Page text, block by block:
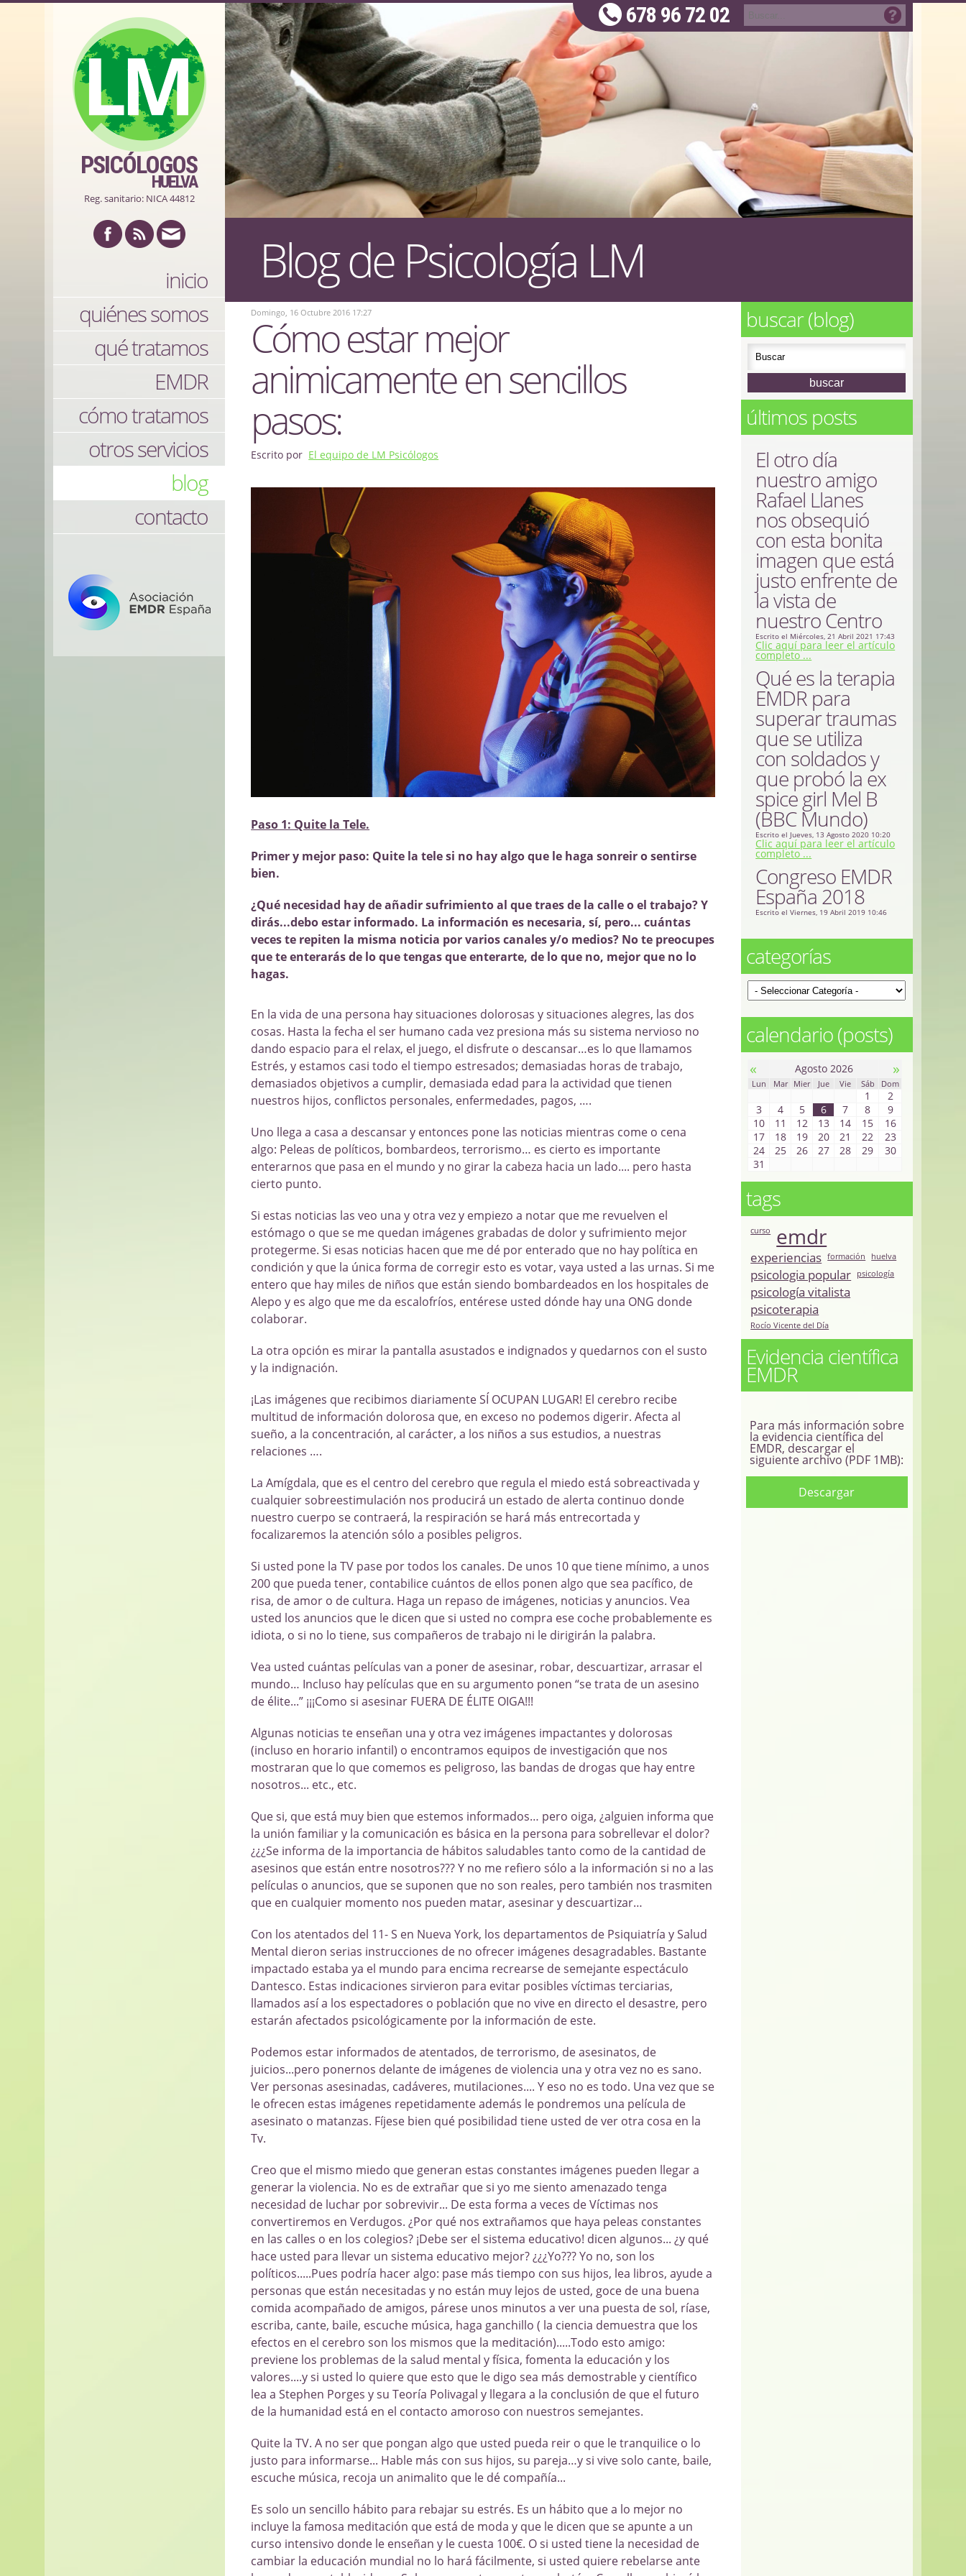
678 96 72 02
PSICÓLOGOS
HUELVA
Reg. sanitario: NICA 44812
inicio
quiénes somos
qué tratamos
EMDR
cómo tratamos
otros servicios
blog
contacto
Blog de Psicología LM
buscar (blog)
últimos posts
El otro día
nuestro amigo
Rafael Llanes
nos obsequió
con esta bonita
imagen que está
justo enfrente de
la vista de
nuestro Centro
Escrito el Miércoles, 21 Abril 2021 17:43
Clic aquí para leer el artículo
completo ...
Qué es la terapia
EMDR para
superar traumas
que se utiliza
con soldados y
que probó la ex
spice girl Mel B
(BBC Mundo)
Escrito el Jueves, 13 Agosto 2020 10:20
Clic aquí para leer el artículo
completo ...
Congreso EMDR
España 2018
Escrito el Viernes, 19 Abril 2019 10:46
categorías
calendario (posts)
« Agosto 2026 »
Lun Mar Mier Jue Vie Sáb Dom
1
2
3
4 5 6 7 8
9
10
11 12 13 14 15
16
17
18 19 20 21 22
23
24
25 26 27 28 29
30
31
tags
curso emdr
experiencias formación huelva
psicologia popular psicología
psicología vitalista
psicoterapia
Rocío Vicente del Día
Evidencia científica
EMDR
Para más información sobre
la evidencia científica del
EMDR, descargar el
siguiente archivo (PDF 1MB):
Descargar
Domingo, 16 Octubre 2016 17:27
Cómo estar mejor
animicamente en sencillos
pasos:
Escrito por El equipo de LM Psicólogos
Paso 1: Quite la Tele.
Primer y mejor paso: Quite la tele si no hay algo que le haga sonreir o sentirse
bien.
¿Qué necesidad hay de añadir sufrimiento al que traes de la calle o el trabajo? Y
dirás...debo estar informado. La información es necesaria, sí, pero... cuántas
veces te repiten la misma noticia por varios canales y/o medios? No te preocupes
que te enterarás de lo que tengas que enterarte, de lo que no, mejor que no lo
hagas.
En la vida de una persona hay situaciones dolorosas y situaciones alegres, las dos
cosas. Hasta la fecha el ser humano cada vez presiona más su sistema nervioso no
dando espacio para el relax, el juego, el disfrute o descansar…es lo que llamamos
Estrés, y estamos casi todo el tiempo estresados; demasiadas horas de trabajo,
demasiados objetivos a cumplir, demasiada edad para la actividad que tienen
nuestros hijos, conflictos personales, enfermedades, pagos, ….
Uno llega a casa a descansar y entonces pone las noticias mientras come o cena
algo: Peleas de políticos, bombardeos, terrorismo… es cierto es importante
enterarnos que pasa en el mundo y no girar la cabeza hacia un lado.... pero hasta
cierto punto.
Si estas noticias las veo una y otra vez y empiezo a notar que me revuelven el
estómago o que se me quedan imágenes grabadas de dolor y sufrimiento mejor
protegerme. Si esas noticias hacen que me dé por enterado que no hay política en
condición y que la única forma de corregir esto es votar, vaya usted a las urnas. Si me
entero que hay miles de niños que están siendo bombardeados en los hospitales de
Alepo y es algo que me da escalofríos, entérese usted dónde hay una ONG donde
colaborar.
La otra opción es mirar la pantalla asustados e indignados y quedarnos con el susto
y la indignación.
¡Las imágenes que recibimos diariamente SÍ OCUPAN LUGAR! El cerebro recibe
multitud de información dolorosa que, en exceso no podemos digerir. Afecta al
sueño, a la concentración, al carácter, a los niños a sus estudios, a nuestras
relaciones ….
La Amígdala, que es el centro del cerebro que regula el miedo está sobreactivada y
cualquier sobreestimulación nos producirá un estado de alerta continuo donde
nuestro cuerpo se contraerá, la respiración se hará más entrecortada y
focalizaremos la atención sólo a posibles peligros.
Si usted pone la TV pase por todos los canales. De unos 10 que tiene mínimo, a unos
200 que pueda tener, contabilice cuántos de ellos ponen algo que sea pacífico, de
risa, de amor o de cultura. Haga un repaso de imágenes, noticias y anuncios. Vea
usted los anuncios que le dicen que si usted no compra ese coche probablemente es
idiota, o si no lo tiene, sus compañeros de trabajo ni le dirigirán la palabra.
Vea usted cuántas películas van a poner de asesinar, robar, descuartizar, arrasar el
mundo… Incluso hay películas que en su argumento ponen “se trata de un asesino
de élite...” ¡¡¡Como si asesinar FUERA DE ÉLITE OIGA!!!
Algunas noticias te enseñan una y otra vez imágenes impactantes y dolorosas
(incluso en horario infantil) o encontramos equipos de investigación que nos
mostraran que lo que comemos es peligroso, las bandas de drogas que hay entre
nosotros... etc., etc.
Que si, que está muy bien que estemos informados… pero oiga, ¿alguien informa que
la unión familiar y la comunicación es básica en la persona para sobrellevar el dolor?
¿¿¿Se informa de la importancia de hábitos saludables tanto como de la cantidad de
asesinos que están entre nosotros??? Y no me refiero sólo a la información si no a las
películas o anuncios, que se suponen que no son reales, pero también nos trasmiten
que en cualquier momento nos pueden matar, asesinar y descuartizar…
Con los atentados del 11- S en Nueva York, los departamentos de Psiquiatría y Salud
Mental dieron serias instrucciones de no ofrecer imágenes desagradables. Bastante
impactado estaba ya el mundo para encima recrearse de semejante espectáculo
Dantesco. Estas indicaciones sirvieron para evitar posibles víctimas terciarias,
llamados así a los espectadores o población que no vive en directo el desastre, pero
estarán afectados psicológicamente por la información de este.
Podemos estar informados de atentados, de terrorismo, de asesinatos, de
juicios...pero ponernos delante de imágenes de violencia una y otra vez no es sano.
Ver personas asesinadas, cadáveres, mutilaciones.... Y eso no es todo. Una vez que se
le ofrecen estas imágenes repetidamente además le pondremos una película de
asesinato o matanzas. Fíjese bien qué posibilidad tiene usted de ver otra cosa en la
Tv.
Creo que el mismo miedo que generan estas constantes imágenes pueden llegar a
generar la violencia. No es de extrañar que si yo me siento amenazado tenga
necesidad de luchar por sobrevivir... De esta forma a veces de Víctimas nos
convertiremos en Verdugos. ¿Por qué nos extrañamos que haya peleas constantes
en las calles o en los colegios? ¡Debe ser el sistema educativo! dicen algunos... ¿y qué
hace usted para llevar un sistema educativo mejor? ¿¿¿Yo??? Yo no, son los
políticos.....Pues podría hacer algo: pase más tiempo con sus hijos, lea libros, ayude a
personas que están necesitadas y no están muy lejos de usted, goce de una buena
comida acompañado de amigos, párese unos minutos a ver una puesta de sol, ríase,
escriba, cante, baile, escuche música, haga ganchillo ( la ciencia demuestra que los
efectos en el cerebro son los mismos que la meditación).....Todo esto amigo:
previene los problemas de la salud mental y física, fomenta la educación y los
valores....y si usted lo quiere que esto que le digo sea más demostrable y científico
lea a Stephen Porges y su Teoría Polivagal y llegara a la conclusión de que el futuro
de la humanidad está en el contacto amoroso con nuestros semejantes.
Quite la TV. A no ser que pongan algo que usted pueda reir o que le tranquilice o lo
justo para informarse... Hable más con sus hijos, su pareja…y si vive solo cante, baile,
escuche música, recoja un animalito que le dé compañía...
Es solo un sencillo hábito para rebajar su estrés. Es un hábito que a lo mejor no
incluye la famosa meditación que está de moda y que le dicen que se apunte a un
curso intensivo donde le enseñan y le cuesta 100€. O si usted tiene la necesidad de
cambiar la educación mundial no lo hará fácilmente, si usted quiere rebelarse ante